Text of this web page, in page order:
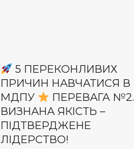
5 ПЕРЕКОНЛИВИХ
ПРИЧИН НАВЧАТИСЯ В
МДПУ
ПЕРЕВАГА №2.
ВИЗНАНА ЯКІСТЬ –
ПІДТВЕРДЖЕНЕ
ЛІДЕРСТВО!